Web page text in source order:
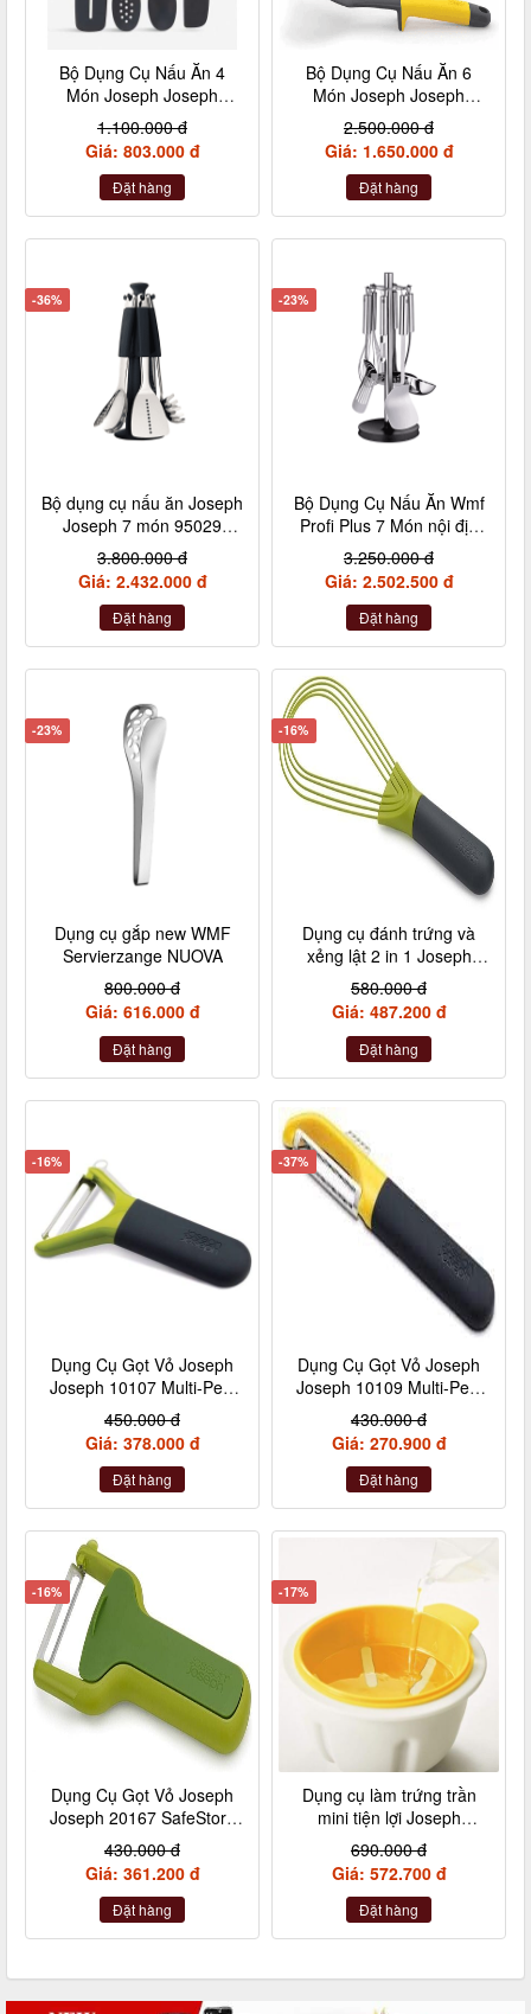
Bộ Dụng Cụ Nấu Ăn 4
Món Joseph Joseph
10178 DoorStore nội địa
Đức
1.100.000 đ
Giá: 803.000 đ
Đặt hàng
Bộ Dụng Cụ Nấu Ăn 6
Món Joseph Joseph
10118 Elevate nội địa Đức
2.500.000 đ
Giá: 1.650.000 đ
Đặt hàng
-36%
Bộ dụng cụ nấu ăn Joseph
Joseph 7 món 95029
Elevate Carousel 100 nội
địa Đức
3.800.000 đ
Giá: 2.432.000 đ
Đặt hàng
-23%
Bộ Dụng Cụ Nấu Ăn Wmf
Profi Plus 7 Món nội địa
Đức
3.250.000 đ
Giá: 2.502.500 đ
Đặt hàng
-23%
Dụng cụ gắp new WMF
Servierzange NUOVA
800.000 đ
Giá: 616.000 đ
Đặt hàng
-16%
Dụng cụ đánh trứng và
xẻng lật 2 in 1 Joseph
Joseph 10539 Twist
580.000 đ
Giá: 487.200 đ
Đặt hàng
-16%
Dụng Cụ Gọt Vỏ Joseph
Joseph 10107 Multi-Peel
màu xanh
450.000 đ
Giá: 378.000 đ
Đặt hàng
-37%
Dụng Cụ Gọt Vỏ Joseph
Joseph 10109 Multi-Peel
màu vàng
430.000 đ
Giá: 270.900 đ
Đặt hàng
-16%
Dụng Cụ Gọt Vỏ Joseph
Joseph 20167 SafeStore
màu xanh
430.000 đ
Giá: 361.200 đ
Đặt hàng
-17%
Dụng cụ làm trứng trần
mini tiện lợi Joseph
Joseph 20123 M-Poach
690.000 đ
Giá: 572.700 đ
Đặt hàng